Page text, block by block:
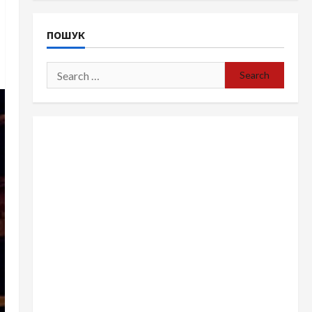
ПОШУК
Search
for: